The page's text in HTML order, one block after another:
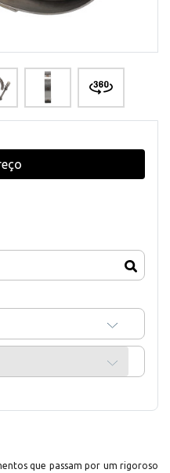
que passam por um rigoroso